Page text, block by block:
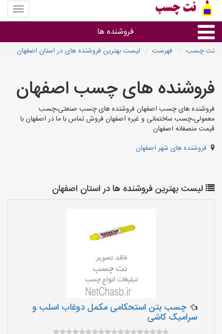
منوی
سایت
چسب
فروشنده ها
استان ها
نت چسب فهرست لیست بهترین فروشنده های در استان اصفهان
فروشنده های چسب اصفهان
فروشنده های چسب اصفهان فروشنده های چسب صنعتی،چسب
معمولی،چسب ساختمانی و غیره اصفهان فروش تماس با ما در اصفهان با
قیمت منصفانه اصفهان
فروشنده های شهر اصفهان
لیست بهترین فروشنده ها در استان اصفهان
چسب بتن استحکامی مکمل دوغاب اسلب و
سرامیک کاشی